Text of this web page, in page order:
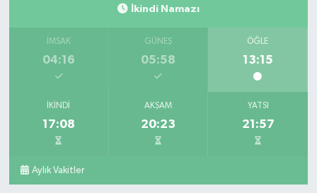
İkindi Namazı
İMSAK
04:16
GÜNEŞ
05:58
ÖĞLE
13:15
İKINDI
17:08
AKŞAM
20:23
YATSI
21:57
Aylık Vakitler